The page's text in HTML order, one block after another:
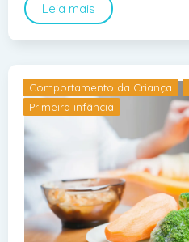
Leia mais
Comportamento da Criança
Primeira infância